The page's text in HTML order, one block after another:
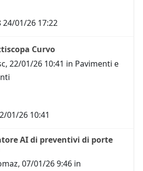
24/01/26 17:22
Curvo
, 22/01/26 10:41 in Pavimenti e
01/26 10:41
AI di preventivi di porte
, 07/01/26 9:46 in